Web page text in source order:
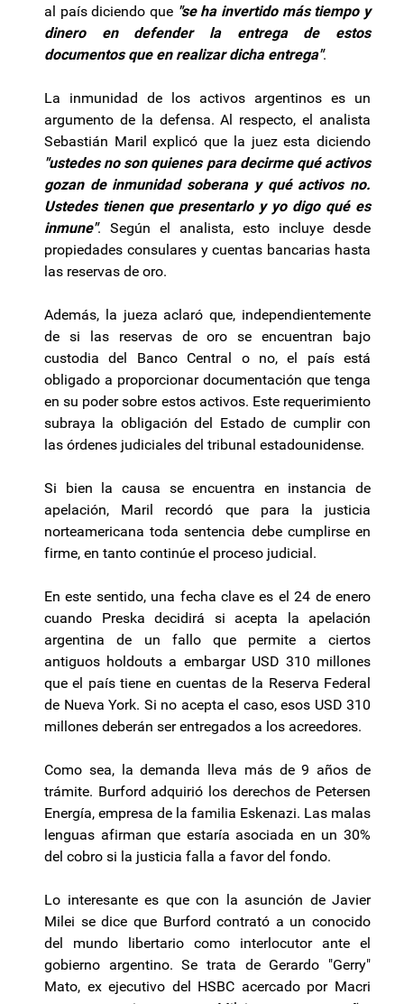
al país diciendo que "se ha invertido más tiempo y
dinero en defender la entrega de estos
documentos que en realizar dicha entrega".
La inmunidad de los activos argentinos es un
argumento de la defensa. Al respecto, el analista
Sebastián Maril explicó que la juez esta diciendo
"ustedes no son quienes para decirme qué activos
gozan de inmunidad soberana y qué activos no.
Ustedes tienen que presentarlo y yo digo qué es
inmune". Según el analista, esto incluye desde
propiedades consulares y cuentas bancarias hasta
las reservas de oro.
Además, la jueza aclaró que, independientemente
de si las reservas de oro se encuentran bajo
custodia del Banco Central o no, el país está
obligado a proporcionar documentación que tenga
en su poder sobre estos activos. Este requerimiento
subraya la obligación del Estado de cumplir con
las órdenes judiciales del tribunal estadounidense.
Si bien la causa se encuentra en instancia de
apelación, Maril recordó que para la justicia
norteamericana toda sentencia debe cumplirse en
firme, en tanto continúe el proceso judicial.
En este sentido, una fecha clave es el 24 de enero
cuando Preska decidirá si acepta la apelación
argentina de un fallo que permite a ciertos
antiguos holdouts a embargar USD 310 millones
que el país tiene en cuentas de la Reserva Federal
de Nueva York. Si no acepta el caso, esos USD 310
millones deberán ser entregados a los acreedores.
Como sea, la demanda lleva más de 9 años de
trámite. Burford adquirió los derechos de Petersen
Energía, empresa de la familia Eskenazi. Las malas
lenguas afirman que estaría asociada en un 30%
del cobro si la justicia falla a favor del fondo.
Lo interesante es que con la asunción de Javier
Milei se dice que Burford contrató a un conocido
del mundo libertario como interlocutor ante el
gobierno argentino. Se trata de Gerardo "Gerry"
Mato, ex ejecutivo del HSBC acercado por Macri